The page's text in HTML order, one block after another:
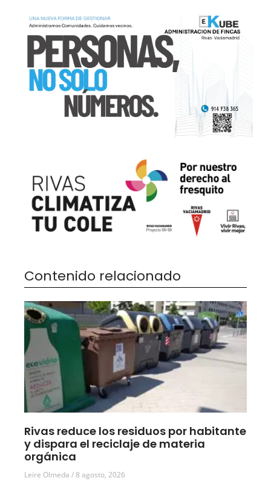
Contenido relacionado
Rivas reduce los residuos por habitante
y dispara el reciclaje de materia
orgánica
Leire Olmeda 8 agosto, 2026